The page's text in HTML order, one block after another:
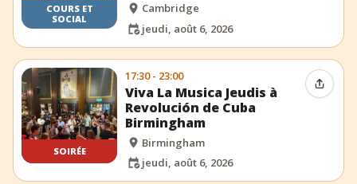
COURS ET
SOCIAL
Cambridge
jeudi, août 6, 2026
SOIRÉE
17:30 - 23:00
Viva La Musica Jeudis à
Revolución de Cuba
Birmingham
Birmingham
jeudi, août 6, 2026